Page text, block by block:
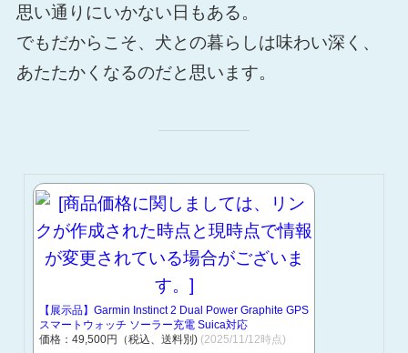
思い通りにいかない日もある。
でもだからこそ、犬との暮らしは味わい深く、
あたたかくなるのだと思います。
【展示品】Garmin Instinct 2 Dual Power Graphite GPS
スマートウォッチ ソーラー充電 Suica対応
価格：49,500円（税込、送料別) (2025/11/12時点)